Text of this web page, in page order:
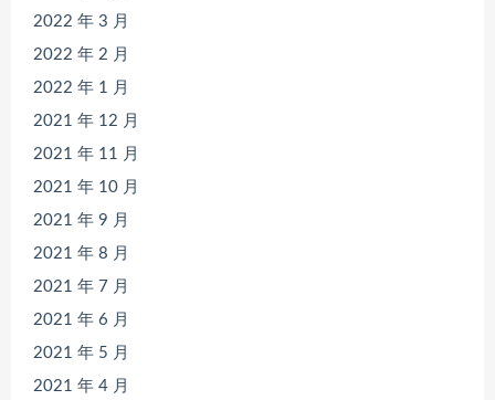
2022 年 3 月
2022 年 2 月
2022 年 1 月
2021 年 12 月
2021 年 11 月
2021 年 10 月
2021 年 9 月
2021 年 8 月
2021 年 7 月
2021 年 6 月
2021 年 5 月
2021 年 4 月